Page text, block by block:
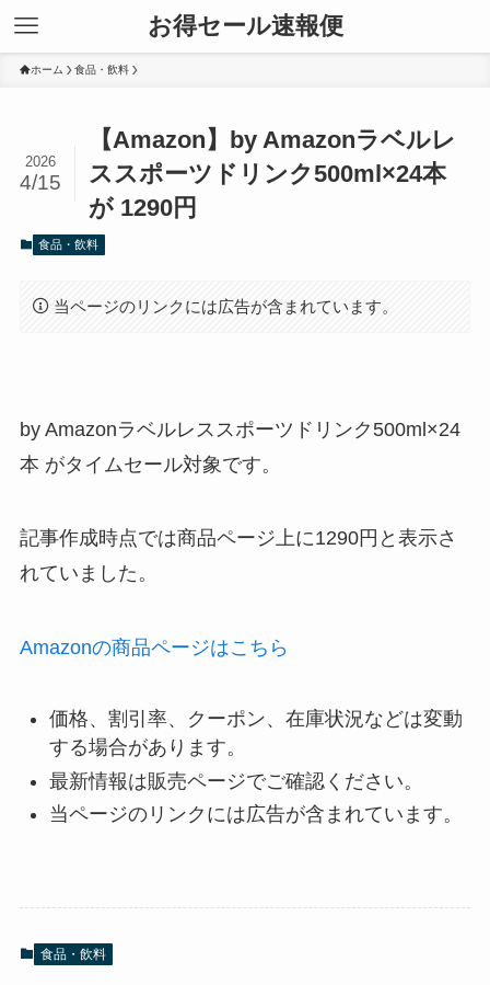
お得セール速報便
ホーム 食品・飲料
【Amazon】by Amazonラベルレ
ススポーツドリンク500ml×24本
が 1290円
2026
4/15
食品・飲料
当ページのリンクには広告が含まれています。
by Amazonラベルレススポーツドリンク500ml×24
本 がタイムセール対象です。
記事作成時点では商品ページ上に1290円と表示さ
れていました。
Amazonの商品ページはこちら
価格、割引率、クーポン、在庫状況などは変動
する場合があります。
最新情報は販売ページでご確認ください。
当ページのリンクには広告が含まれています。
食品・飲料